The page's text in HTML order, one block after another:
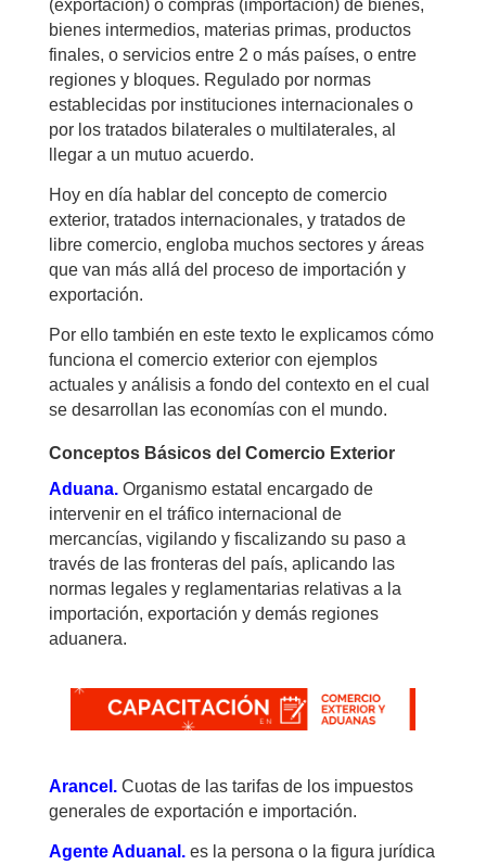
(exportación) o compras (importación) de bienes,
bienes intermedios, materias primas, productos
finales, o servicios entre 2 o más países, o entre
regiones y bloques. Regulado por normas
establecidas por instituciones internacionales o
por los tratados bilaterales o multilaterales, al
llegar a un mutuo acuerdo.
Hoy en día hablar del concepto de comercio
exterior, tratados internacionales, y tratados de
libre comercio, engloba muchos sectores y áreas
que van más allá del proceso de importación y
exportación.
Por ello también en este texto le explicamos cómo
funciona el comercio exterior con ejemplos
actuales y análisis a fondo del contexto en el cual
se desarrollan las economías con el mundo.
Conceptos Básicos del Comercio Exterior
Aduana. Organismo estatal encargado de
intervenir en el tráfico internacional de
mercancías, vigilando y fiscalizando su paso a
través de las fronteras del país, aplicando las
normas legales y reglamentarias relativas a la
importación, exportación y demás regiones
aduanera.
Arancel. Cuotas de las tarifas de los impuestos
generales de exportación e importación.
Agente Aduanal. es la persona o la figura jurídica